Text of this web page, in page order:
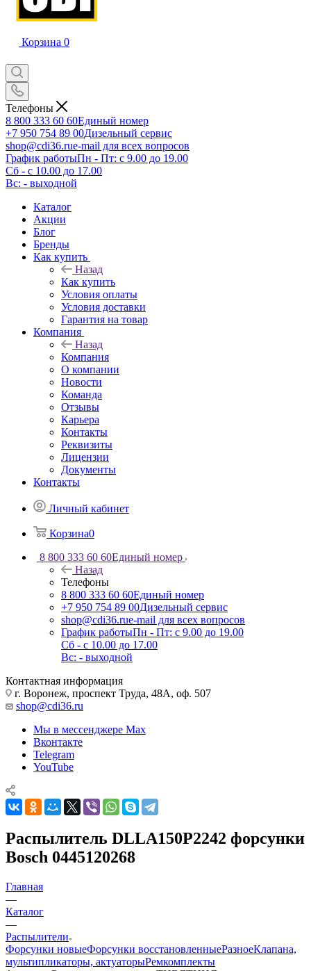
Корзина 0
Телефоны
8 800 333 60 60Единый номер
+7 950 754 89 00Дизельный сервис
shop@cdi36.rue-mail для всех вопросов
График работыПн - Пт: с 9.00 до 19.00
Сб - с 10.00 до 17.00
Вс: - выходной
Каталог
Акции
Блог
Бренды
Как купить
Назад
Как купить
Условия оплаты
Условия доставки
Гарантия на товар
Компания
Назад
Компания
О компании
Новости
Команда
Отзывы
Карьера
Контакты
Реквизиты
Лицензии
Документы
Контакты
Личный кабинет
Корзина0
8 800 333 60 60Единый номер
Назад
Телефоны
8 800 333 60 60Единый номер
+7 950 754 89 00Дизельный сервис
shop@cdi36.rue-mail для всех вопросов
График работыПн - Пт: с 9.00 до 19.00
Сб - с 10.00 до 17.00
Вс: - выходной
Контактная информация
г. Воронеж, проспект Труда, 48А, оф. 507
shop@cdi36.ru
Мы в мессенджере Max
Вконтакте
Telegram
YouTube
Распылитель DLLA150P2242 форсунки
Bosch 0445120268
Главная
—
Каталог
—
Распылители
Форсунки новыеФорсунки восстановленныеРазноеКлапана,
мультипликаторы, актуаторыРемкомплекты